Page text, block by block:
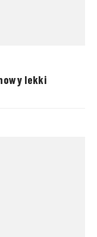
lekki